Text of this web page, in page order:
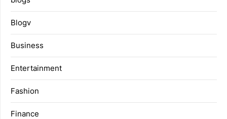
Blogv
Business
Entertainment
Fashion
Finance